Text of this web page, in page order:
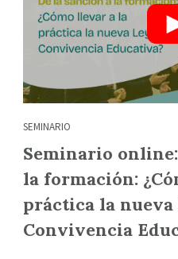
SEMINARIO
Seminario
la formación:
práctica la nueva
Convivencia